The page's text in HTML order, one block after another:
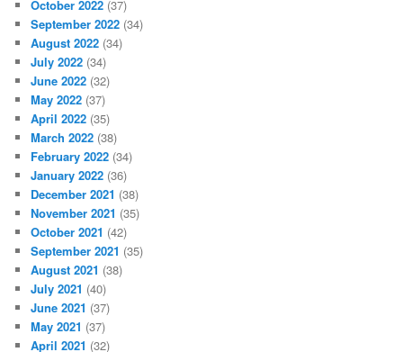
October 2022 (37)
September 2022 (34)
August 2022 (34)
July 2022 (34)
June 2022 (32)
May 2022 (37)
April 2022 (35)
March 2022 (38)
February 2022 (34)
January 2022 (36)
December 2021 (38)
November 2021 (35)
October 2021 (42)
September 2021 (35)
August 2021 (38)
July 2021 (40)
June 2021 (37)
May 2021 (37)
April 2021 (32)